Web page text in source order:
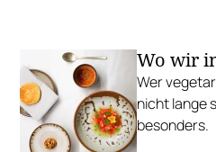
Wo wir
Wer
nicht lange
besonders.